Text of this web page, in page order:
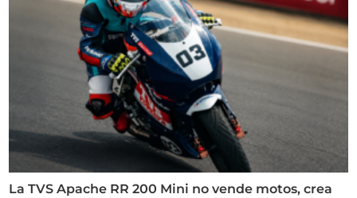
La TVS Apache RR 200 Mini no vende motos, crea